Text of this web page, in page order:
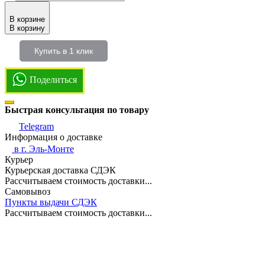
В корзине
В корзину
Купить в 1 клик
Поделиться
Быстрая консультация по товару
Telegram
Информация о доставке
в г. Эль-Монте
Курьер
Курьерская доставка СДЭК
Рассчитываем стоимость доставки...
Самовывоз
Пункты выдачи СДЭК
Рассчитываем стоимость доставки...